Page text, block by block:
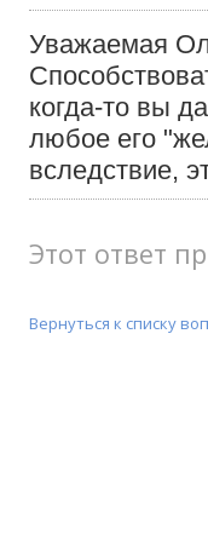
Уважаемая
когда-то вы
любое его
вследствие,
Этот ответ
Вернуться к списку